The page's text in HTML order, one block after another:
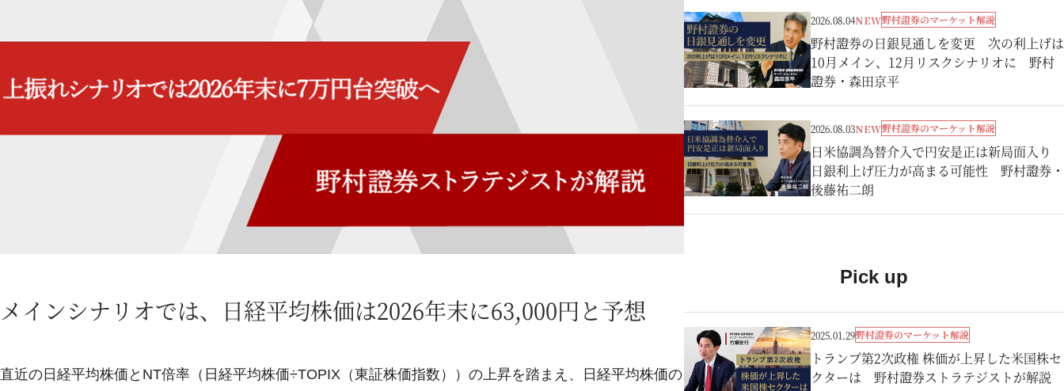
メインシナリオでは、日経平均株価は2026年末に63,000円と予想
直近の日経平均株価とNT倍率（日経平均株価÷TOPIX（東証株価指数））の上昇を踏まえ、日経平均株価の
2026.08.04NEW野村證券のマーケット解説
野村證券の日銀見通しを変更 次の利上げは
10月メイン、12月リスクシナリオに 野村
證券・森田京平
2026.08.03NEW野村證券のマーケット解説
日米協調為替介入で円安是正は新局面入り
日銀利上げ圧力が高まる可能性 野村證券・
後藤祐二朗
Pick up
2025.01.29野村證券のマーケット解説
トランプ第2次政権 株価が上昇した米国株セ
クターは 野村證券ストラテジストが解説